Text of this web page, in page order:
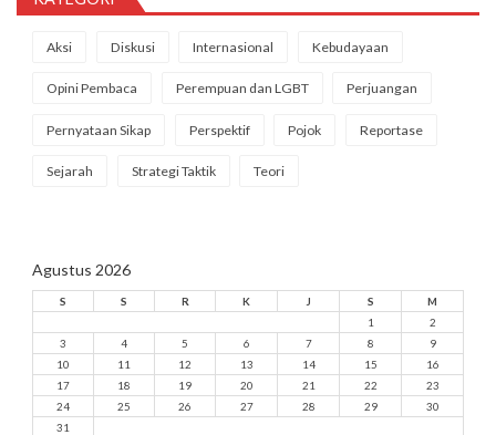
Aksi Diskusi Internasional Kebudayaan
Opini Pembaca Perempuan dan LGBT Perjuangan
Pernyataan Sikap Perspektif Pojok Reportase
Sejarah Strategi Taktik Teori
Agustus 2026
S S R K J S
M
1
2
3
4 5 6 7 8
9
10
11 12 13 14 15
16
17
18 19 20 21 22
23
24
25 26 27 28 29
30
31